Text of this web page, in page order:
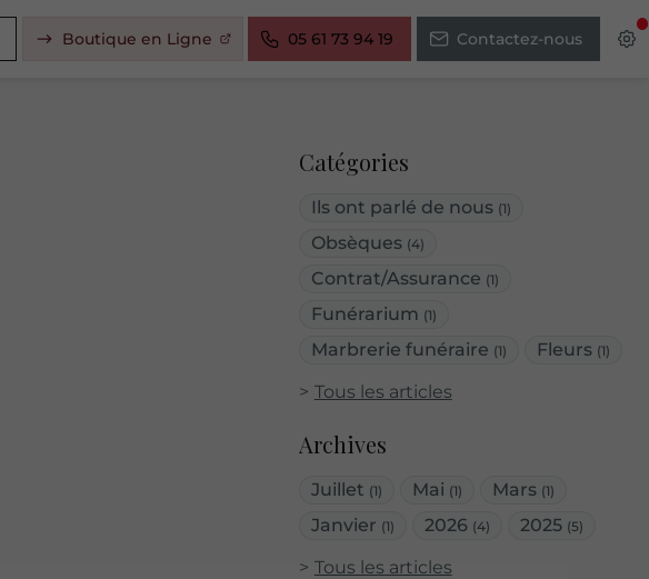
Boutique en Ligne 05 61 73 94 19 Contactez-nous
Catégories
Ils ont parlé de nous (1)
Obsèques (4)
Contrat/Assurance (1)
Funérarium (1)
Marbrerie funéraire (1) Fleurs (1)
Tous les articles
Archives
Juillet (1) Mai (1) Mars (1)
Janvier (1) 2026 (4) 2025 (5)
Tous les articles